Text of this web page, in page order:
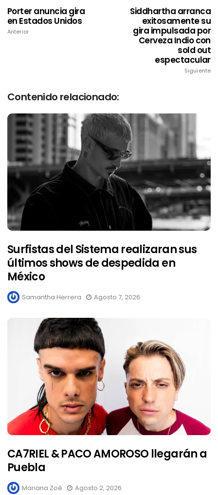
Porter anuncia gira
en Estados Unidos
Anterior
Siddhartha arranca
exitosamente su
gira impulsada por
Cerveza Indio con
sold out
espectacular
Siguiente
Contenido relacionado:
Surfistas del Sistema realizaran sus
últimos shows de despedida en
México
Samantha Herrera Agosto 7, 2026
CA7RIEL & PACO AMOROSO llegarán a
Puebla
Mariana Zoé Agosto 2, 2026